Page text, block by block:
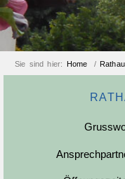
Sie sind hier: Home /